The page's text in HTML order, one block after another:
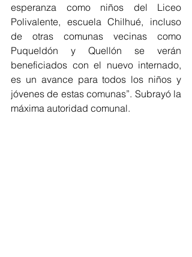
esperanza como niños del Liceo
Polivalente, escuela Chilhué, incluso
de otras comunas vecinas como
Puqueldón y Quellón se verán
beneficiados con el nuevo internado,
es un avance para todos los niños y
jóvenes de estas comunas”. Subrayó la
máxima autoridad comunal.